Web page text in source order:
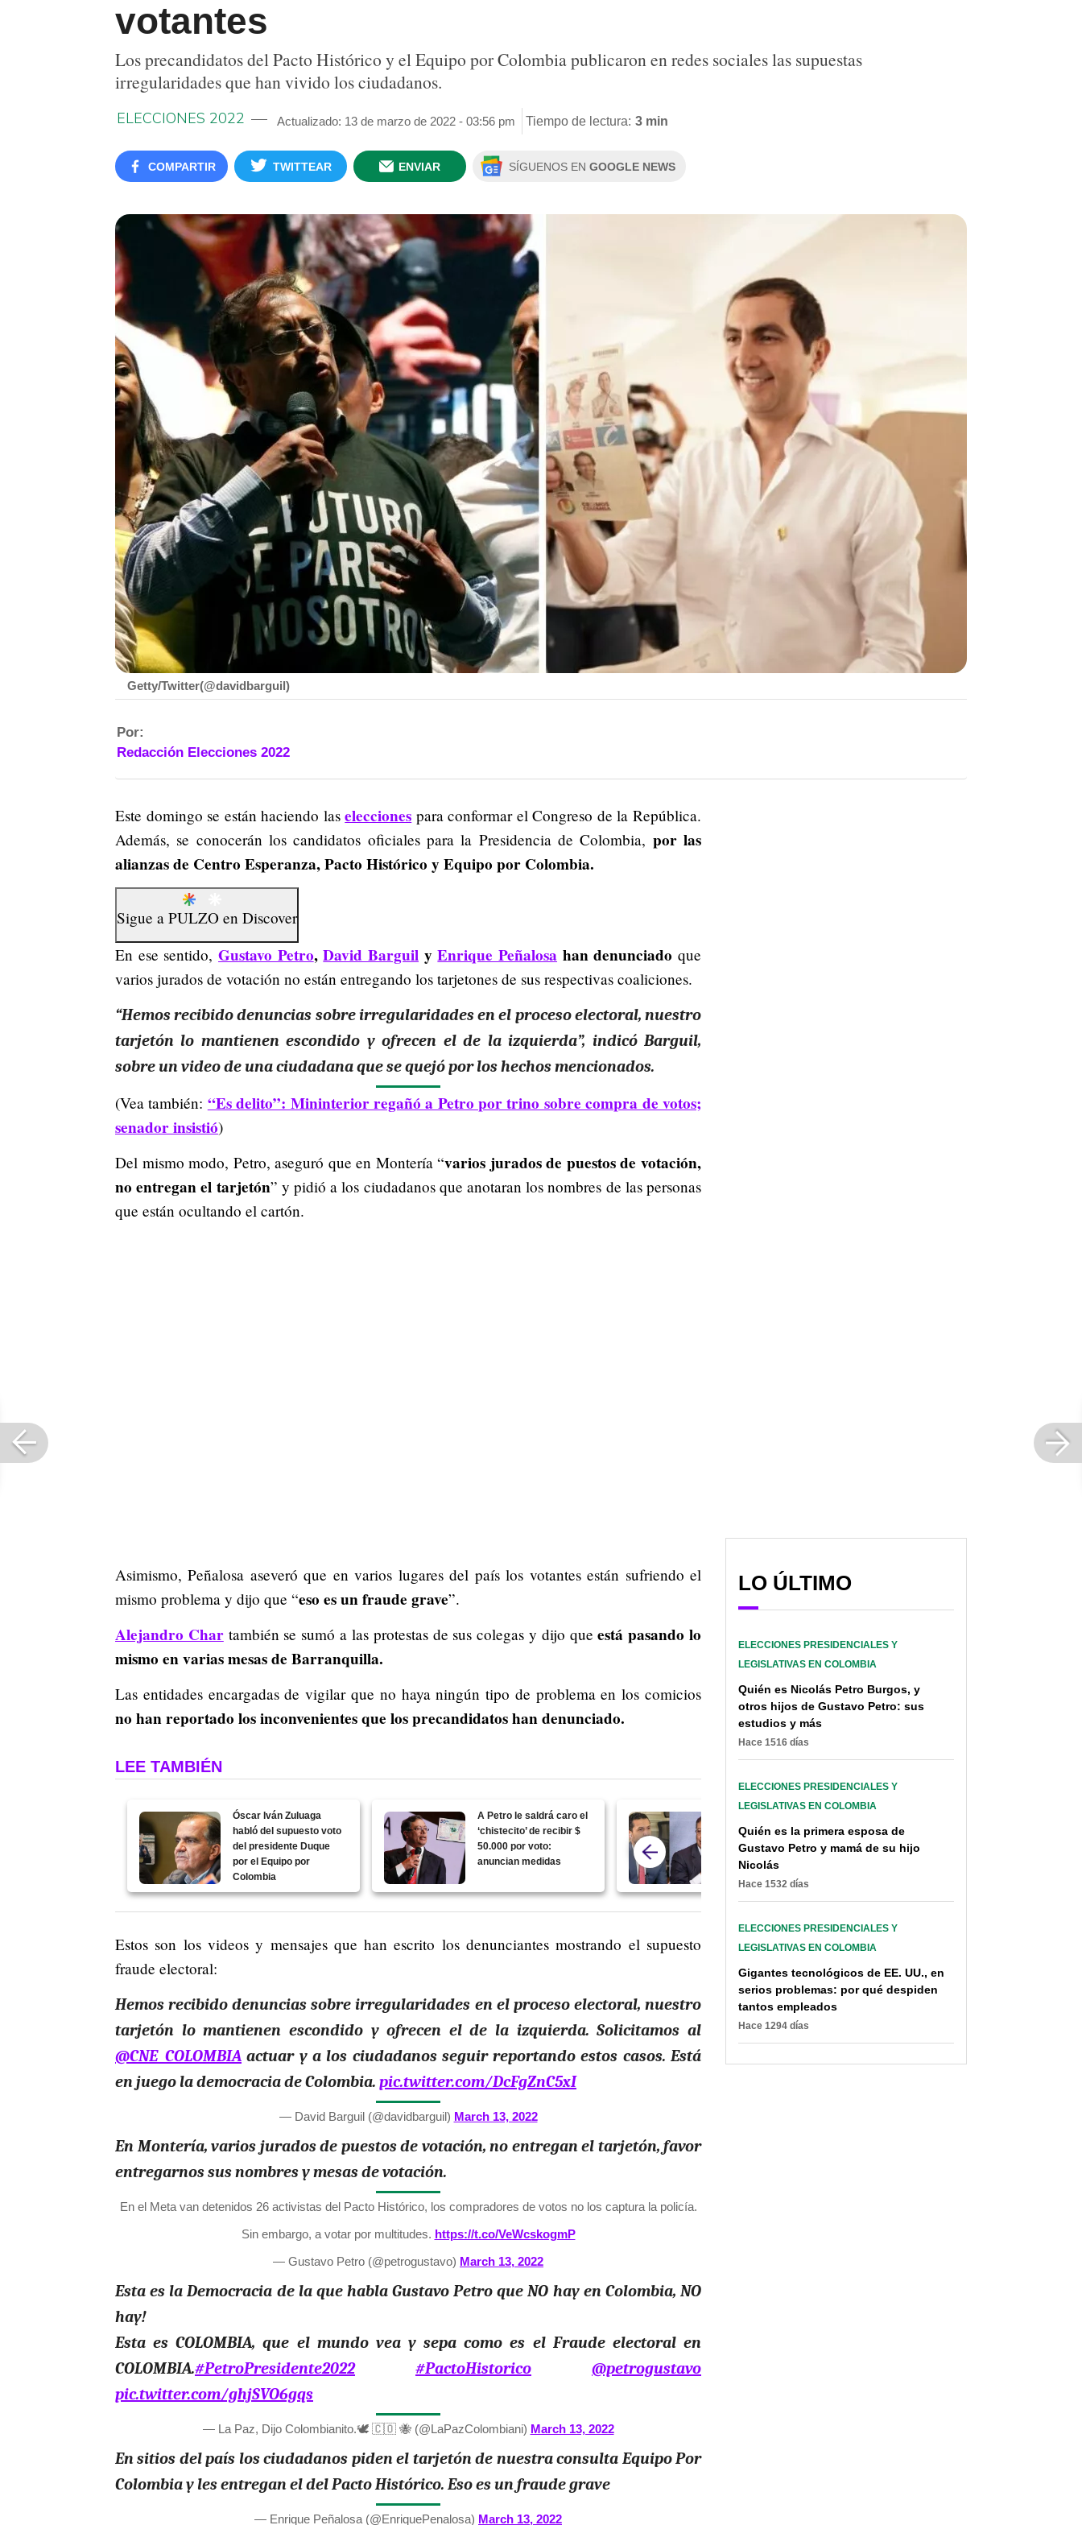
votantes
Los precandidatos del Pacto Histórico y el Equipo por Colombia publicaron en redes sociales las supuestas
irregularidades que han vivido los ciudadanos.
ELECCIONES 2022 Actualizado: 13 de marzo de 2022 - 03:56 pm Tiempo de lectura: 3 min
COMPARTIR TWITTEAR ENVIAR SÍGUENOS EN GOOGLE NEWS
Getty/Twitter(@davidbarguil)
Por:
Redacción Elecciones 2022
Este domingo se están haciendo laselecciones para conformar el Congreso de la República.
Además, se conocerán los candidatos oficiales para la Presidencia de Colombia, por las
alianzas de Centro Esperanza, Pacto Histórico y Equipo por Colombia.
Sigue a PULZO en Discover
En ese sentido, Gustavo Petro,David Barguil yEnrique Peñalosa han denunciado que
varios jurados de votación no están entregando los tarjetones de sus respectivas coaliciones.
“Hemos recibido denuncias sobre irregularidades en el proceso electoral, nuestro
tarjetón lo mantienen escondido y ofrecen el de la izquierda”, indicó Barguil,
sobre un video de una ciudadana que se quejó por los hechos mencionados.
(Vea también: “Es delito”: Mininterior regañó a Petro por trino sobre compra de votos;
senador insistió)
Del mismo modo, Petro, aseguró que en Montería “varios jurados de puestos de votación,
no entregan el tarjetón” y pidió a los ciudadanos que anotaran los nombres de las personas
que están ocultando el cartón.
Asimismo, Peñalosa aseveró que en varios lugares del país los votantes están sufriendo el
mismo problema y dijo que “eso es un fraude grave”.
Alejandro Chartambién se sumó a las protestas de sus colegas y dijo queestá pasando lo
mismo en varias mesas de Barranquilla.
Las entidades encargadas de vigilar que no haya ningún tipo de problema en los comicios
no han reportado los inconvenientes que los precandidatos han denunciado.
LEE TAMBIÉN
Óscar Iván Zuluaga
habló del supuesto voto
del presidente Duque
por el Equipo por
Colombia
A Petro le saldrá caro el
‘chistecito’ de recibir $
50.000 por voto:
anuncian medidas
regañó a Petro por trino
sobre compra de votos;
senador insistió
Estos son los videos y mensajes que han escrito los denunciantes mostrando el supuesto
fraude electoral:
Hemos recibido denuncias sobre irregularidades en el proceso electoral, nuestro
tarjetón lo mantienen escondido y ofrecen el de la izquierda. Solicitamos al
@CNE_COLOMBIA actuar y a los ciudadanos seguir reportando estos casos. Está
en juego la democracia de Colombia. pic.twitter.com/DcFgZnC5xI
— David Barguil (@davidbarguil) March 13, 2022
En Montería, varios jurados de puestos de votación, no entregan el tarjetón, favor
entregarnos sus nombres y mesas de votación.
En el Meta van detenidos 26 activistas del Pacto Histórico, los compradores de votos no los captura la policía.
Sin embargo, a votar por multitudes. https://t.co/VeWcskogmP
— Gustavo Petro (@petrogustavo) March 13, 2022
Esta es la Democracia de la que habla Gustavo Petro que NO hay en Colombia, NO
hay!
Esta es COLOMBIA, que el mundo vea y sepa como es el Fraude electoral en
COLOMBIA.#PetroPresidente2022 #PactoHistorico
@petrogustavo
pic.twitter.com/ghjSVO6gqs
— La Paz, Dijo Colombianito.🕊 🇨🇴 🐝 (@LaPazColombiani) March 13, 2022
En sitios del país los ciudadanos piden el tarjetón de nuestra consulta Equipo Por
Colombia y les entregan el del Pacto Histórico. Eso es un fraude grave
— Enrique Peñalosa (@EnriquePenalosa) March 13, 2022
LO ÚLTIMO
ELECCIONES PRESIDENCIALES Y
LEGISLATIVAS EN COLOMBIA
Quién es Nicolás Petro Burgos, y
otros hijos de Gustavo Petro: sus
estudios y más
Hace 1516 días
ELECCIONES PRESIDENCIALES Y
LEGISLATIVAS EN COLOMBIA
Quién es la primera esposa de
Gustavo Petro y mamá de su hijo
Nicolás
Hace 1532 días
ELECCIONES PRESIDENCIALES Y
LEGISLATIVAS EN COLOMBIA
Gigantes tecnológicos de EE. UU., en
serios problemas: por qué despiden
tantos empleados
Hace 1294 días